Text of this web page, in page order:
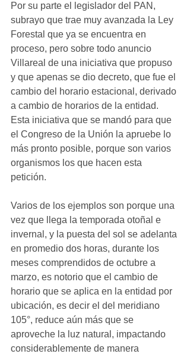
Por su parte el legislador del PAN,
subrayo que trae muy avanzada la Ley
Forestal que ya se encuentra en
proceso, pero sobre todo anuncio
Villareal de una iniciativa que propuso
y que apenas se dio decreto, que fue el
cambio del horario estacional, derivado
a cambio de horarios de la entidad.
Esta iniciativa que se mandó para que
el Congreso de la Unión la apruebe lo
más pronto posible, porque son varios
organismos los que hacen esta
petición.
Varios de los ejemplos son porque una
vez que llega la temporada otoñal e
invernal, y la puesta del sol se adelanta
en promedio dos horas, durante los
meses comprendidos de octubre a
marzo, es notorio que el cambio de
horario que se aplica en la entidad por
ubicación, es decir el del meridiano
105°, reduce aún más que se
aproveche la luz natural, impactando
considerablemente de manera